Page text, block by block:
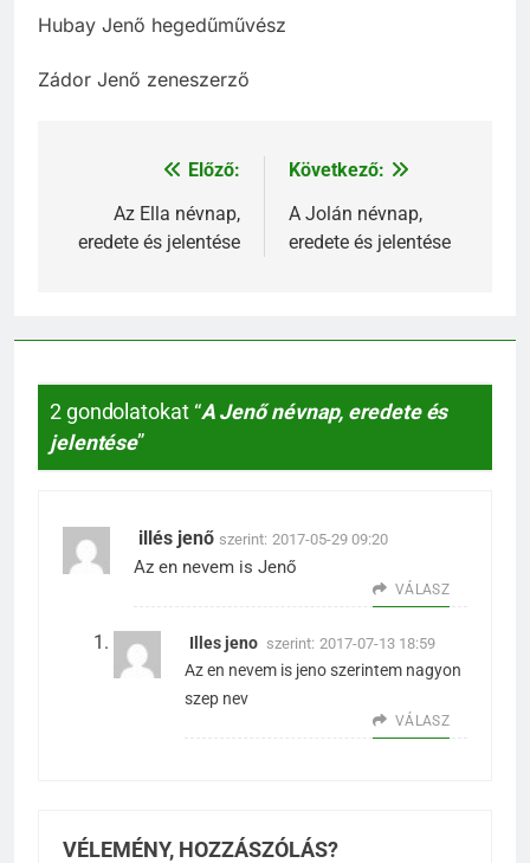
Hubay Jenő hegedűművész
Zádor Jenő zeneszerző
Bejegyzés
navigáció
Előző:
Az Ella névnap,
eredete és jelentése
Következő:
A Jolán névnap,
eredete és jelentése
2 gondolatokat “A Jenő névnap, eredete és
jelentése”
illés jenő szerint: 2017-05-29 09:20
Az en nevem is Jenő
VÁLASZ
Illes jeno szerint: 2017-07-13 18:59
Az en nevem is jeno szerintem nagyon
szep nev
VÁLASZ
VÉLEMÉNY, HOZZÁSZÓLÁS?